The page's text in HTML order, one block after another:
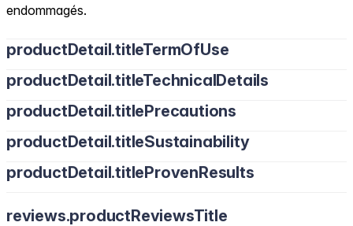
endommagés.
productDetail.titleTermOfUse
productDetail.titleTechnicalDetails
productDetail.titlePrecautions
productDetail.titleSustainability
productDetail.titleProvenResults
reviews.productReviewsTitle